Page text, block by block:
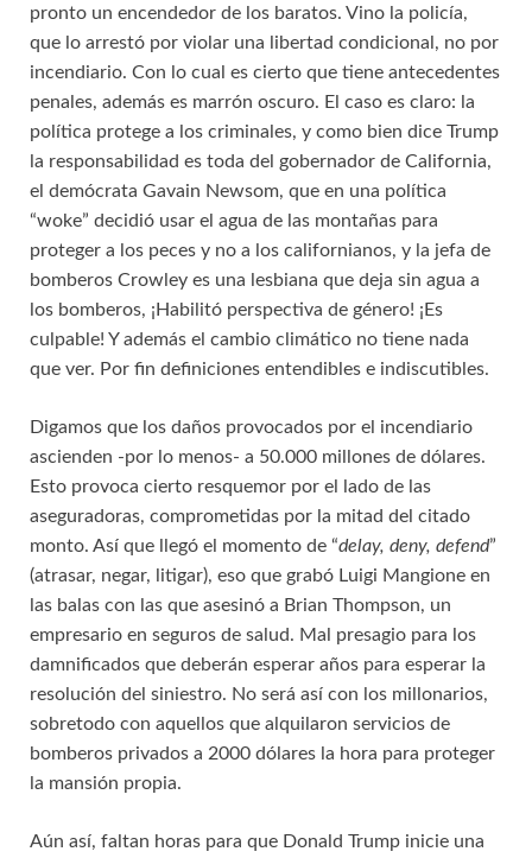
pronto un encendedor de los baratos. Vino la policía,
que lo arrestó por violar una libertad condicional, no por
incendiario. Con lo cual es cierto que tiene antecedentes
penales, además es marrón oscuro. El caso es claro: la
política protege a los criminales, y como bien dice Trump
la responsabilidad es toda del gobernador de California,
el demócrata Gavain Newsom, que en una política
“woke” decidió usar el agua de las montañas para
proteger a los peces y no a los californianos, y la jefa de
bomberos Crowley es una lesbiana que deja sin agua a
los bomberos, ¡Habilitó perspectiva de género! ¡Es
culpable! Y además el cambio climático no tiene nada
que ver. Por fin definiciones entendibles e indiscutibles.
Digamos que los daños provocados por el incendiario
ascienden -por lo menos- a 50.000 millones de dólares.
Esto provoca cierto resquemor por el lado de las
aseguradoras, comprometidas por la mitad del citado
monto. Así que llegó el momento de “delay, deny, defend”
(atrasar, negar, litigar), eso que grabó Luigi Mangione en
las balas con las que asesinó a Brian Thompson, un
empresario en seguros de salud. Mal presagio para los
damnificados que deberán esperar años para esperar la
resolución del siniestro. No será así con los millonarios,
sobretodo con aquellos que alquilaron servicios de
bomberos privados a 2000 dólares la hora para proteger
la mansión propia.
Aún así, faltan horas para que Donald Trump inicie una